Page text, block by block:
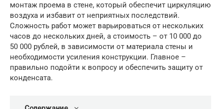
монтаж проема в стене, который обеспечит циркуляцию
воздуха и избавит от неприятных последствий.
Сложность работ может варьироваться от нескольких
часов до нескольких дней, а стоимость – от 10 000 до
50 000 рублей, в зависимости от материала стены и
необходимости усиления конструкции. Главное –
правильно подойти к вопросу и обеспечить защиту от
конденсата.